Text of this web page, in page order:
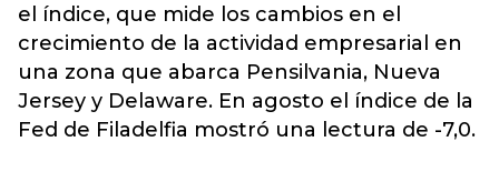
el índice, que mide los cambios en el
crecimiento de la actividad empresarial en
una zona que abarca Pensilvania, Nueva
Jersey y Delaware. En agosto el índice de la
Fed de Filadelfia mostró una lectura de -7,0​​.